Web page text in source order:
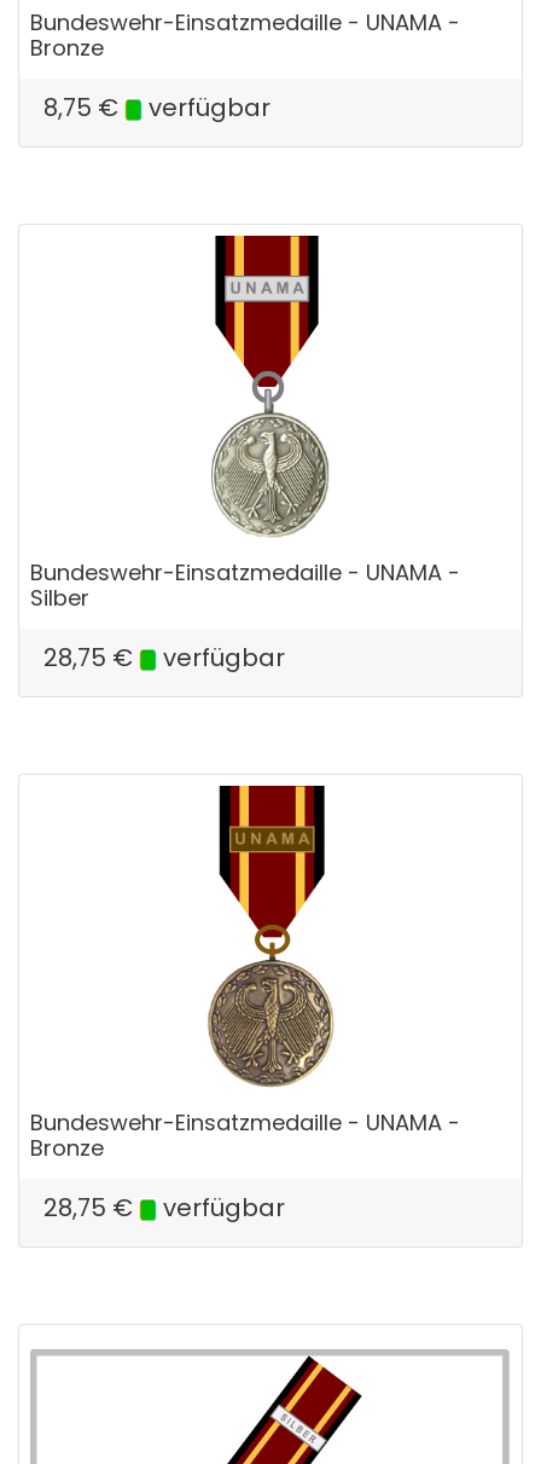
Bundeswehr-Einsatzmedaille - UNAMA -
Bronze
8,75 € verfügbar
Bundeswehr-Einsatzmedaille - UNAMA -
Silber
28,75 € verfügbar
Bundeswehr-Einsatzmedaille - UNAMA -
Bronze
28,75 € verfügbar